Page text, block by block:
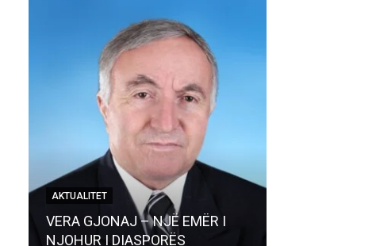
AKTUALITET
VERA GJONAJ – NJË EMËR I
NJOHUR I DIASPORËS